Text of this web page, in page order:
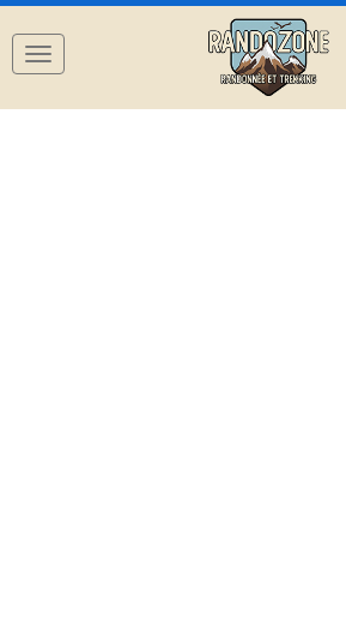
Navigation